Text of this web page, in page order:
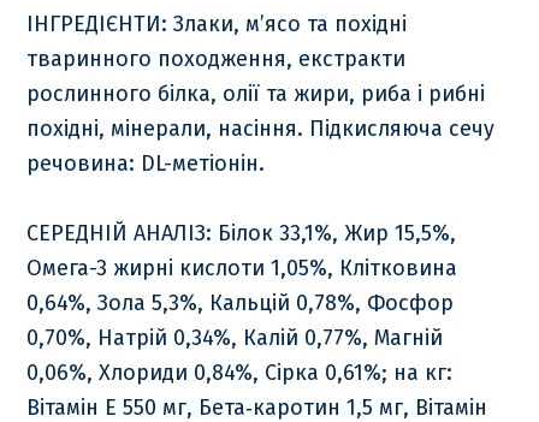
ІНГРЕДІЄНТИ: Злаки, м’ясо та похідні
тваринного походження, екстракти
рослинного білка, олії та жири, риба і рибні
похідні, мінерали, насіння. Підкисляюча сечу
речовина: DL-метіонін.
СЕРЕДНІЙ АНАЛІЗ: Білок 33,1%, Жир 15,5%,
Омега-3 жирні кислоти 1,05%, Клітковина
0,64%, Зола 5,3%, Кальцій 0,78%, Фосфор
0,70%, Натрій 0,34%, Калій 0,77%, Магній
0,06%, Хлориди 0,84%, Сірка 0,61%; на кг:
Вітамін E 550 мг, Бета‐каротин 1,5 мг, Вітамін